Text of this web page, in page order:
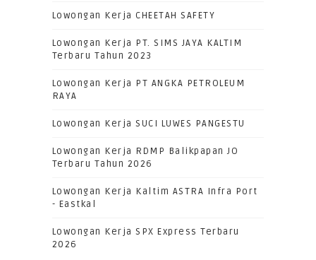
Lowongan Kerja CHEETAH SAFETY
Lowongan Kerja PT. SIMS JAYA KALTIM
Terbaru Tahun 2023
Lowongan Kerja PT ANGKA PETROLEUM
RAYA
Lowongan Kerja SUCI LUWES PANGESTU
Lowongan Kerja RDMP Balikpapan JO
Terbaru Tahun 2026
Lowongan Kerja Kaltim ASTRA Infra Port
- Eastkal
Lowongan Kerja SPX Express Terbaru
2026